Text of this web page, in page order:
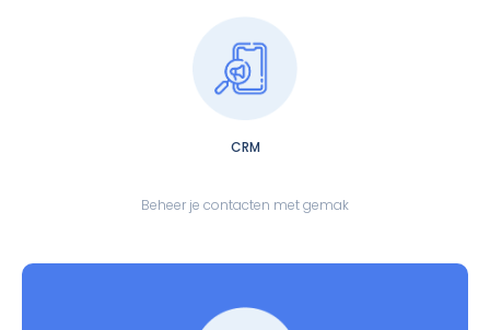
CRM
Beheer je contacten met gemak